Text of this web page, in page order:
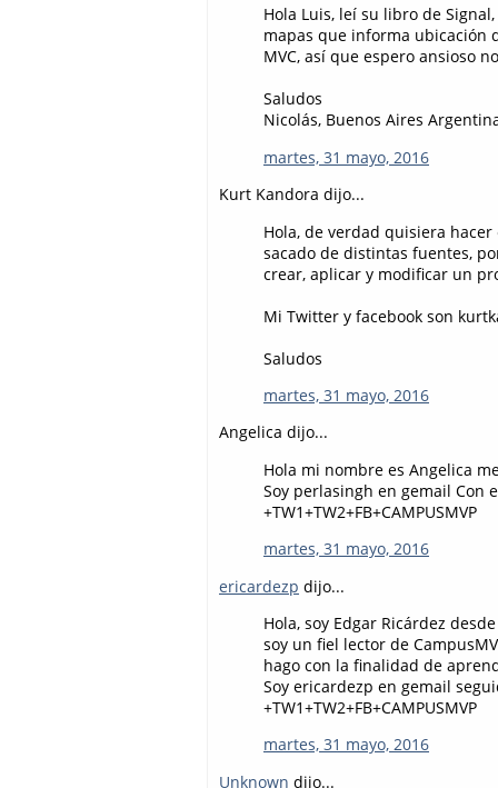
Hola Luis, leí su libro de
mapas que informa ubicación
MVC, así que espero ansioso
Saludos
Nicolás, Buenos Aires
martes, 31 mayo, 2016
Kurt Kandora dijo...
Hola, de verdad quisiera
sacado de distintas fuentes,
crear, aplicar y modificar un
Mi Twitter y facebook son
Saludos
martes, 31 mayo, 2016
Angelica dijo...
Hola mi nombre es Angelica
Soy perlasingh en gemail Con
+TW1+TW2+FB+CAMPUSMVP
martes, 31 mayo, 2016
ericardezp dijo...
Hola, soy Edgar Ricárdez
soy un fiel lector de
hago con la finalidad de
Soy ericardezp en gemail
+TW1+TW2+FB+CAMPUSMVP
martes, 31 mayo, 2016
Unknown dijo...